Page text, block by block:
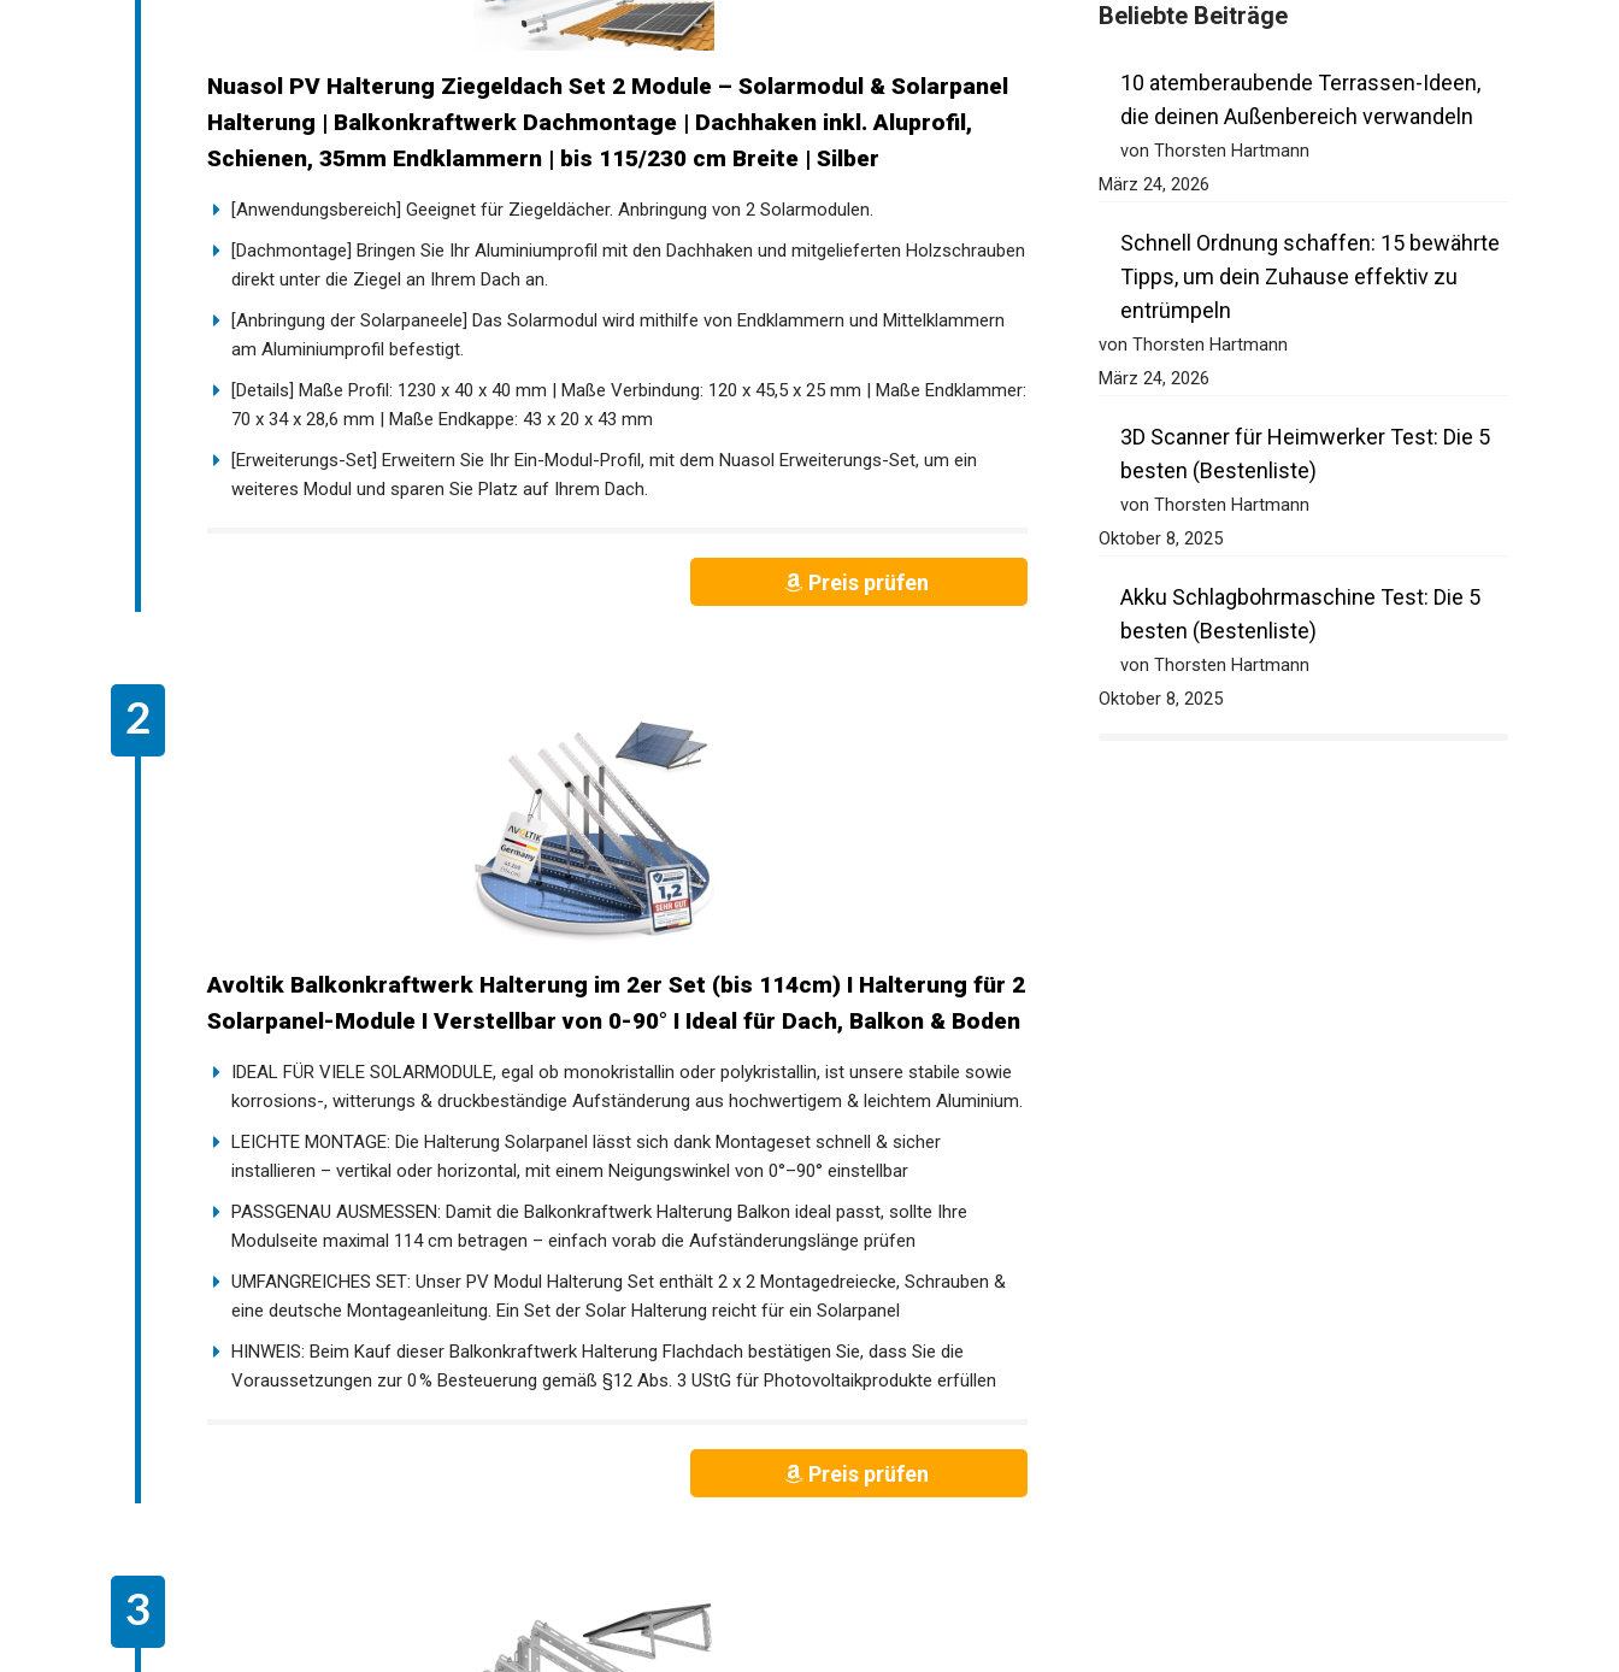
Nuasol PV Halterung Ziegeldach Set 2 Module – Solarmodul & Solarpanel
Halterung | Balkonkraftwerk Dachmontage | Dachhaken inkl. Aluprofil,
Schienen, 35mm Endklammern | bis 115/230 cm Breite | Silber
[Anwendungsbereich] Geeignet für Ziegeldächer. Anbringung von 2 Solarmodulen.
[Dachmontage] Bringen Sie Ihr Aluminiumprofil mit den Dachhaken und mitgelieferten Holzschrauben
direkt unter die Ziegel an Ihrem Dach an.
[Anbringung der Solarpaneele] Das Solarmodul wird mithilfe von Endklammern und Mittelklammern
am Aluminiumprofil befestigt.
[Details] Maße Profil: 1230 x 40 x 40 mm | Maße Verbindung: 120 x 45,5 x 25 mm | Maße Endklammer:
70 x 34 x 28,6 mm | Maße Endkappe: 43 x 20 x 43 mm
[Erweiterungs-Set] Erweitern Sie Ihr Ein-Modul-Profil, mit dem Nuasol Erweiterungs-Set, um ein
weiteres Modul und sparen Sie Platz auf Ihrem Dach.
Preis prüfen
Avoltik Balkonkraftwerk Halterung im 2er Set (bis 114cm) I Halterung für 2
Solarpanel-Module I Verstellbar von 0-90° I Ideal für Dach, Balkon & Boden
IDEAL FÜR VIELE SOLARMODULE, egal ob monokristallin oder polykristallin, ist unsere stabile sowie
korrosions-, witterungs & druckbeständige Aufständerung aus hochwertigem & leichtem Aluminium.
LEICHTE MONTAGE: Die Halterung Solarpanel lässt sich dank Montageset schnell & sicher
installieren – vertikal oder horizontal, mit einem Neigungswinkel von 0°–90° einstellbar
PASSGENAU AUSMESSEN: Damit die Balkonkraftwerk Halterung Balkon ideal passt, sollte Ihre
Modulseite maximal 114 cm betragen – einfach vorab die Aufständerungslänge prüfen
UMFANGREICHES SET: Unser PV Modul Halterung Set enthält 2 x 2 Montagedreiecke, Schrauben &
eine deutsche Montageanleitung. Ein Set der Solar Halterung reicht für ein Solarpanel
HINWEIS: Beim Kauf dieser Balkonkraftwerk Halterung Flachdach bestätigen Sie, dass Sie die
Voraussetzungen zur 0 % Besteuerung gemäß §12 Abs. 3 UStG für Photovoltaikprodukte erfüllen
Preis prüfen
Beliebte Beiträge
10 atemberaubende Terrassen-Ideen,
die deinen Außenbereich verwandeln
von Thorsten Hartmann
März 24, 2026
Schnell Ordnung schaffen: 15 bewährte
Tipps, um dein Zuhause effektiv zu
entrümpeln
von Thorsten Hartmann
März 24, 2026
3D Scanner für Heimwerker Test: Die 5
besten (Bestenliste)
von Thorsten Hartmann
Oktober 8, 2025
Akku Schlagbohrmaschine Test: Die 5
besten (Bestenliste)
von Thorsten Hartmann
Oktober 8, 2025